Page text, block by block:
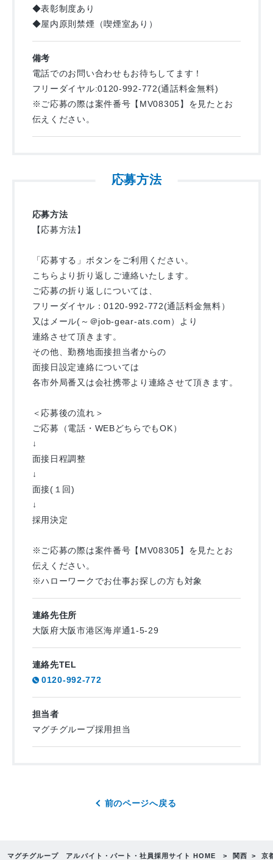
◆表彰制度あり
◆屋内原則禁煙（喫煙室あり）
備考
電話でのお問い合わせもお待ちしてます！
フリーダイヤル:0120-992-772(通話料金無料)
※ご応募の際は案件番号【MV08305】を見たとお
伝えください。
応募方法
応募方法
【応募方法】
「応募する」ボタンをご利用ください。
こちらより折り返しご連絡いたします。
ご応募の折り返しについては、
フリーダイヤル：0120-992-772(通話料金無料）
又はメール(～＠job-gear-ats.com）より
連絡させて頂きます。
その他、勤務地面接担当者からの
面接日設定連絡については
各市外局番又は会社携帯より連絡させて頂きます。
＜応募後の流れ＞
ご応募（電話・WEBどちらでもOK）
↓
面接日程調整
↓
面接(１回)
↓
採用決定
※ご応募の際は案件番号【MV08305】を見たとお
伝えください。
※ハローワークでお仕事お探しの方も対象
連絡先住所
大阪府大阪市港区海岸通1-5-29
連絡先TEL
0120-992-772
担当者
マグチグループ採用担当
前のページへ戻る
マグチグループ アルバイト・パート・社員採用サイト HOME 関西 京